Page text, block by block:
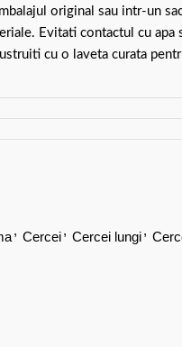
original sau intr-un
Evitati contactul cu
cu o laveta curata
, Cercei, Cercei lungi,